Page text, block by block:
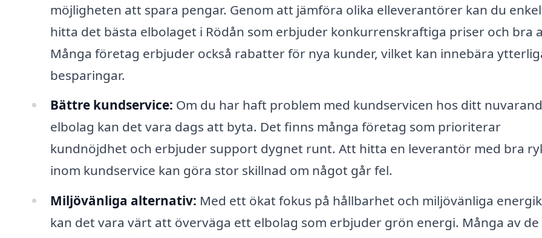
möjligheten att spara pengar. Genom att jämföra olika elleverantörer kan du
hitta det bästa elbolaget i Rödån som erbjuder konkurrenskraftiga priser och bra
Många företag erbjuder också rabatter för nya kunder, vilket kan innebära
besparingar.
Bättre kundservice: Om du har haft problem med kundservicen hos ditt
elbolag kan det vara dags att byta. Det finns många företag som prioriterar
kundnöjdhet och erbjuder support dygnet runt. Att hitta en leverantör med bra
inom kundservice kan göra stor skillnad om något går fel.
Miljövänliga alternativ: Med ett ökat fokus på hållbarhet och miljövänliga
kan det vara värt att överväga ett elbolag som erbjuder grön energi. Många av de